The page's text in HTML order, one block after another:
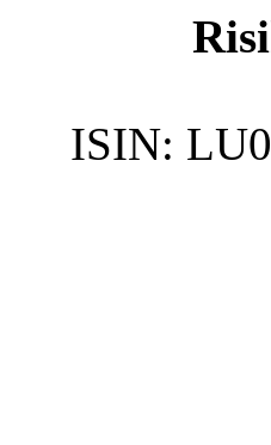
ISIN: